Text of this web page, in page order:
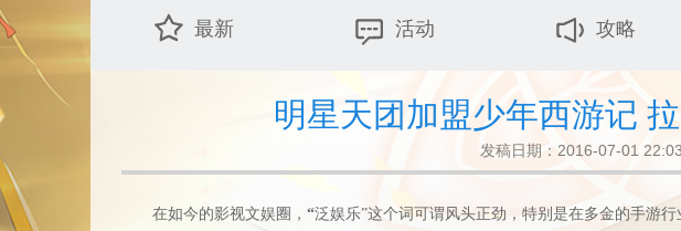
最新 活动 攻略
明星天团加盟少年西游记
发稿日期：2016-07-01
在如今的影视文娱圈， “泛娱乐”这个词可谓风头正劲 ，特别是在多金的手游